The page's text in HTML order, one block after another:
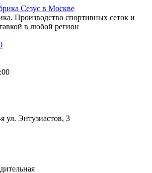
Производство спортивных сеток и
в любой регион
ул. Энтузиастов, 3